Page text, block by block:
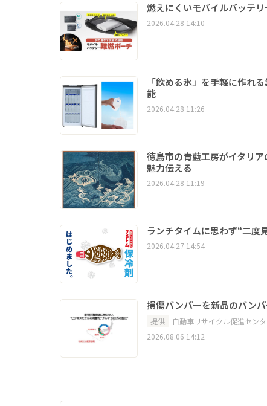
燃えにくいモバイルバッテ
2026.04.28 14:10
「飲める氷」を手軽に作れ
能
2026.04.28 11:26
徳島市の青藍工房がイタリ
魅力伝える
2026.04.28 11:19
ランチタイムに思わず“二
2026.04.27 14:54
損傷バンパーを新品のバン
提供
自動車リサイクル促進セン
2026.08.06 14:12